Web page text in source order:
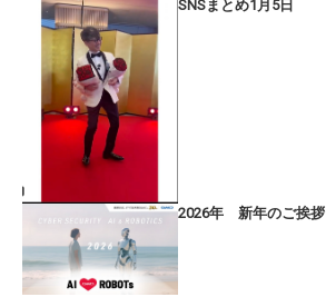
SNSまとめ1月5日
2026年 新年のご挨拶